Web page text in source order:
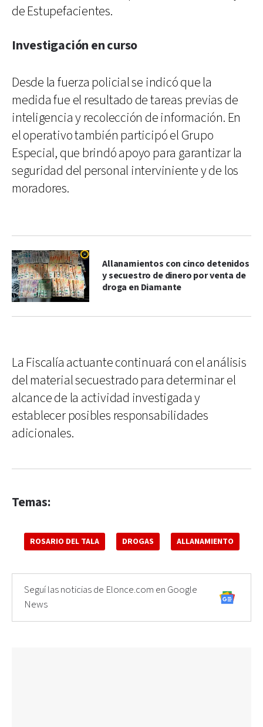
de Estupefacientes.
Investigación en curso
Desde la fuerza policial se indicó que la
medida fue el resultado de tareas previas de
inteligencia y recolección de información. En
el operativo también participó el Grupo
Especial, que brindó apoyo para garantizar la
seguridad del personal interviniente y de los
moradores.
Allanamientos con cinco detenidos
y secuestro de dinero por venta de
droga en Diamante
La Fiscalía actuante continuará con el análisis
del material secuestrado para determinar el
alcance de la actividad investigada y
establecer posibles responsabilidades
adicionales.
Temas:
ROSARIO DEL TALA DROGAS ALLANAMIENTO
Seguí las noticias de Elonce.com en Google
News